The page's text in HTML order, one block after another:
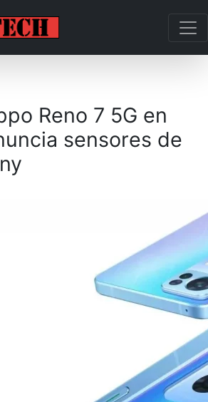
Reno 7 5G en
sensores de